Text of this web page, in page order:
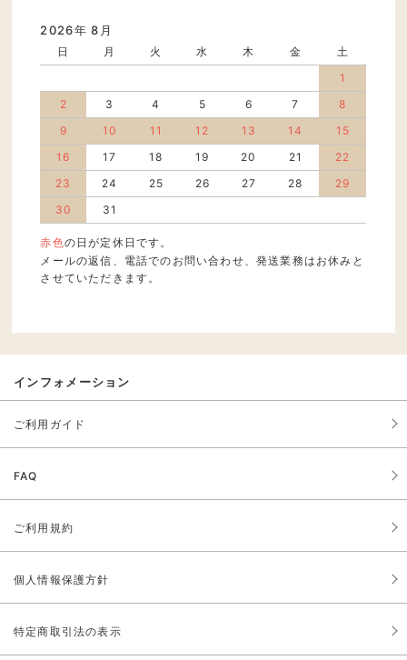
2026年 8月
日 月 火 水 木 金
土
1
2
3 4 5 6 7
8
9
10 11 12 13 14
15
16
17 18 19 20 21
22
23
24 25 26 27 28
29
30
31
赤色の日が定休日です。
メールの返信、電話でのお問い合わせ、発送業務はお休みと
させていただきます。
インフォメーション
ご利用ガイド
FAQ
ご利用規約
個人情報保護方針
特定商取引法の表示